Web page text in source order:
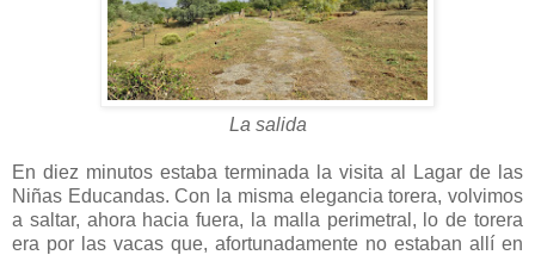
La salida
En diez minutos estaba terminada la visita al Lagar de las
Niñas Educandas. Con la misma elegancia torera, volvimos
a saltar, ahora hacia fuera, la malla perimetral, lo de torera
era por las vacas que, afortunadamente no estaban allí en